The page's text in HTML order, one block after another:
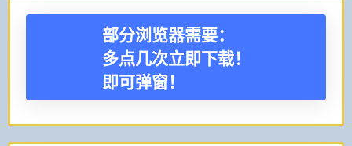
部分浏览器需要：
多点几次立即下载！
即可弹窗！